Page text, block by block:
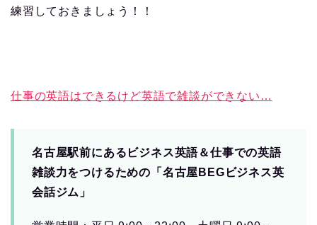
練習しておきましょう！！
仕事の英語はできるけど英語で雑談ができない…
名古屋駅前にあるビジネス英語＆仕事での英語
雑談力をつけるための「名古屋BEGビジネス英
会話ジム」